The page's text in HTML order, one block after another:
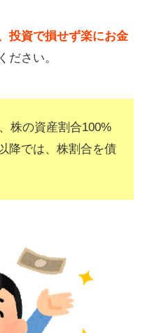
投資で損せず楽にお金
ださい。
株の資産割合100%
降では、株割合を債